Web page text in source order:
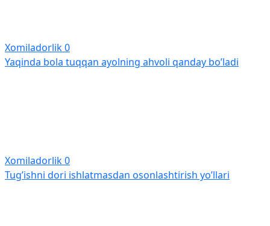
Xomiladorlik0
Yaqinda bola tuqqan ayolning ahvoli qanday bo’ladi
Xomiladorlik0
Tug’ishni dori ishlatmasdan osonlashtirish yo’llari